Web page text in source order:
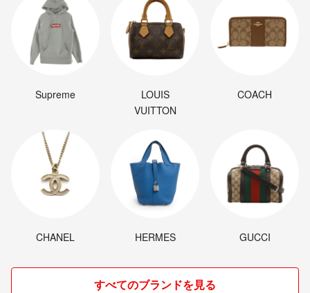
Supreme
LOUIS
VUITTON
COACH
CHANEL HERMES GUCCI
すべてのブランドを見る